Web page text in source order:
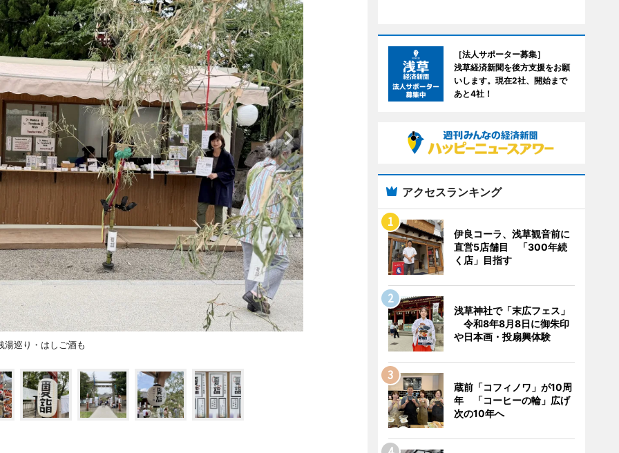
巡り・はしご酒も
［法人サポーター募集］
浅草経済新聞を後方支援をお願
いします。現在2社、開始まで
あと4社！
アクセスランキング
伊良コーラ、浅草観音前に
直営5店舗目 「300年続
く店」目指す
浅草神社で「末広フェス」
令和8年8月8日に御朱印
や日本画・投扇興体験
蔵前「コフィノワ」が10周
年 「コーヒーの輪」広げ
次の10年へ